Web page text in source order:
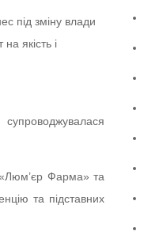
під зміну влади
якість і
Фарма» та
та підставних